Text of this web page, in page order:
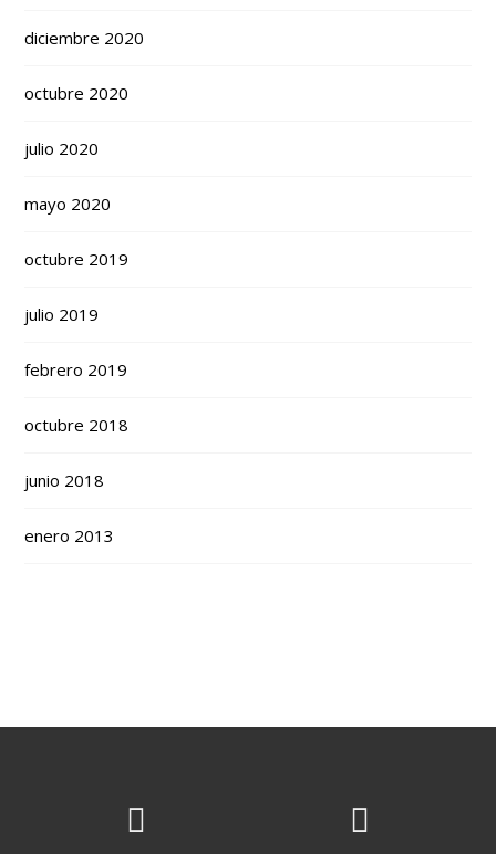
diciembre 2020
octubre 2020
julio 2020
mayo 2020
octubre 2019
julio 2019
febrero 2019
octubre 2018
junio 2018
enero 2013